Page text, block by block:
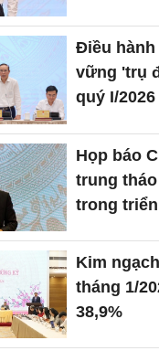
Điều
vững 'trụ
quý I/2026
Họp báo
trung
trong
Kim
tháng 1/
38,9%